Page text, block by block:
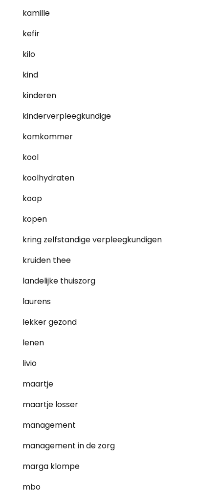
kamille
kefir
kilo
kind
kinderen
kinderverpleegkundige
komkommer
kool
koolhydraten
koop
kopen
kring zelfstandige verpleegkundigen
kruiden thee
landelijke thuiszorg
laurens
lekker gezond
lenen
livio
maartje
maartje losser
management
management in de zorg
marga klompe
mbo